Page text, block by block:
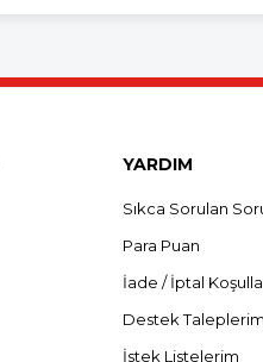
YARDIM
Sıkca Sorulan
Para Puan
İade / İptal
Destek Taleplerim
İstek Listelerim